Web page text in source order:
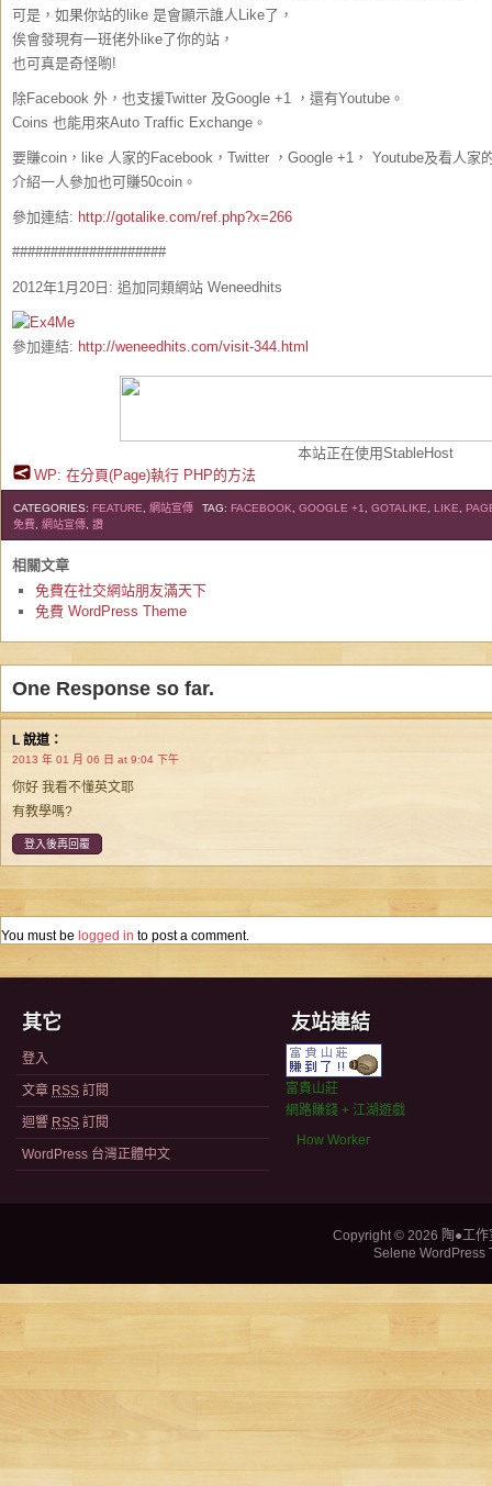
可是，如果你站的like 是會顯示誰人Like了，
俟會發現有一班佬外like了你的站，
也可真是奇怪喲!
除Facebook 外，也支援Twitter 及Google +1 ，還有Youtube。
Coins 也能用來Auto Traffic Exchange。
要賺coin，like 人家的Facebook，Twitter ，Google +1， Youtube及看人家
介紹一人參加也可賺50coin。
參加連結: http://gotalike.com/ref.php?x=266
####################
2012年1月20日: 追加同類網站 Weneedhits
參加連結: http://weneedhits.com/visit-344.html
本站正在使用StableHost
WP: 在分頁(Page)執行 PHP的方法
CATEGORIES: FEATURE 網站宣傳 TAG: FACEBOOK GOOGLE +1 GOTALIKE LIKE
免費 網站宣傳 讚
相關文章
免費在社交網站朋友滿天下
免費 WordPress Theme
One Response so far.
L 說道：
2013 年 01 月 06 日 at 9:04 下午
你好 我看不懂英文耶
有教學嗎?
登入後再回覆
You must be logged in to post a comment.
其它
登入
文章 RSS 訂閱
迴響 RSS 訂閱
WordPress 台灣正體中文
友站連結
富貴山莊
網路賺錢 + 江湖遊戲
How Worker
Copyright © 2026 陶●工作
Selene WordPress